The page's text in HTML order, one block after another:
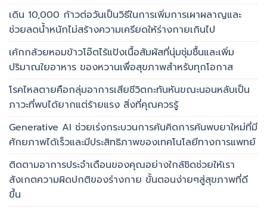
เดิน 10,000 ก้าวต่อวันเป็นวิธีในการเพิ่มการเผาผลาญและ
ช่วยลดน้ำหนักไม่สร้างความเครียดให้ร่างกายเกินไป
เค้กกล้วยหอมข้าวโอ๊ตไร้แป้งเนื้อสัมผัสที่นุ่มชุ่มชื้นและเพิ่ม
ปริมาณใยอาหาร ของหวานเพื่อสุขภาพสำหรับทุกโอกาส
โรคไหลตายคือกลุ่มอาการเสียชีวิตกะทันหันขณะนอนหลับเป็น
ภาวะที่พบได้ยากแต่ร้ายแรง สิ่งที่คุณควรรู้
Generative AI ช่วยเร่งกระบวนการค้นคิดการค้นพบยาใหม่ที่มี
ศักยภาพได้เร็วและมีประสิทธิภาพของเทคโนโลยีทางการแพทย์
ติดตามอาการประจำเดือนของคุณอย่างใกล้ชิดช่วยให้เรา
สังเกตความผิดปกติของร่างกาย ขั้นตอนง่ายๆสู่สุขภาพที่ดี
ขึ้น